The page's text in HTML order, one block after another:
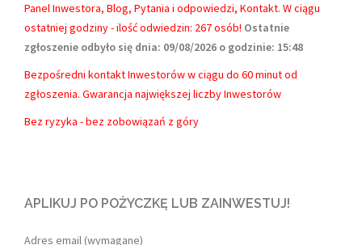
Panel Inwestora, Blog, Pytania i odpowiedzi, Kontakt. W ciągu
ostatniej godziny - ilość odwiedzin: 267 osób! Ostatnie
zgłoszenie odbyło się dnia: 09/08/2026 o godzinie: 15:48
Bezpośredni kontakt Inwestorów w ciągu do 60 minut od
zgłoszenia. Gwarancja największej liczby Inwestorów
Bez ryzyka - bez zobowiązań z góry
APLIKUJ PO POŻYCZKĘ LUB ZAINWESTUJ!
Adres email (wymagane)